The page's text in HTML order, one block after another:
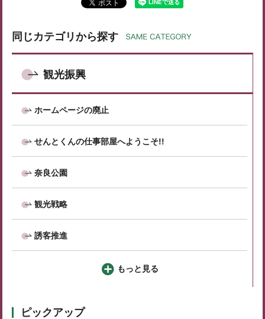
同じカテゴリから探す
観光振興
ホームページの廃止
せんとくんの仕事部屋へようこそ!!
奈良公園
観光戦略
誘客推進
もっと見る
ピックアップ